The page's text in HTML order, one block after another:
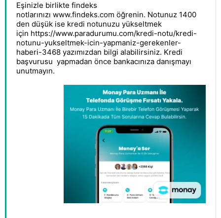
Eşinizle birlikte findeks
notlarınızı www.findeks.com öğrenin. Notunuz 1400
den düşük ise kredi notunuzu yükseltmek
için https://www.paradurumu.com/kredi-notu/kredi-
notunu-yukseltmek-icin-yapmaniz-gerekenler-
haberi-3468 yazımızdan bilgi alabilirsiniz. Kredi
başvurusu yapmadan önce bankacınıza danışmayı
unutmayın.